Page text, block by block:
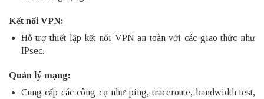
Kết nối VPN:
Hỗ trợ thiết lập kết nối VPN an toàn với các giao thức như
IPsec.
Quản lý mạng:
Cung cấp các công cụ như ping, traceroute, bandwidth test,